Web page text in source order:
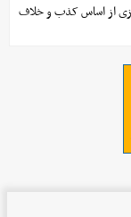
از اساس کذب و خلاف